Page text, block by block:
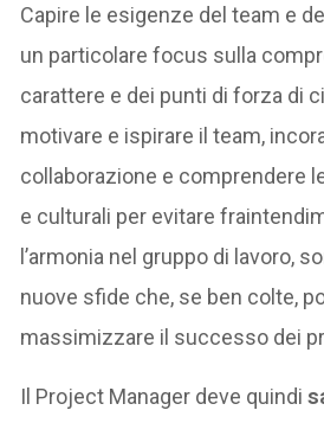
Capire le esigenze del team e
un particolare focus sulla
carattere e dei punti di forza di
motivare e ispirare il team,
collaborazione e comprendere
e culturali per evitare
l’armonia nel gruppo di lavoro,
nuove sfide che, se ben colte,
massimizzare il successo dei
Il Project Manager deve quindi